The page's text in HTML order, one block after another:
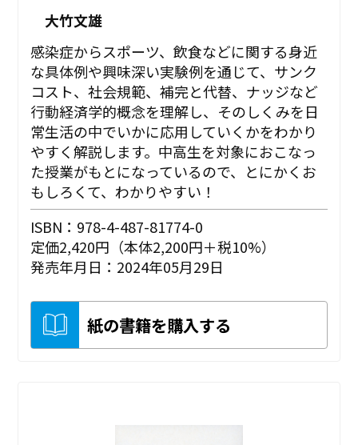
大竹文雄
感染症からスポーツ、飲食などに関する身近
な具体例や興味深い実験例を通じて、サンク
コスト、社会規範、補完と代替、ナッジなど
行動経済学的概念を理解し、そのしくみを日
常生活の中でいかに応用していくかをわかり
やすく解説します。中高生を対象におこなっ
た授業がもとになっているので、とにかくお
もしろくて、わかりやすい！
ISBN：978-4-487-81774-0
定価2,420円（本体2,200円＋税10%）
発売年月日：2024年05月29日
紙の書籍を購入する